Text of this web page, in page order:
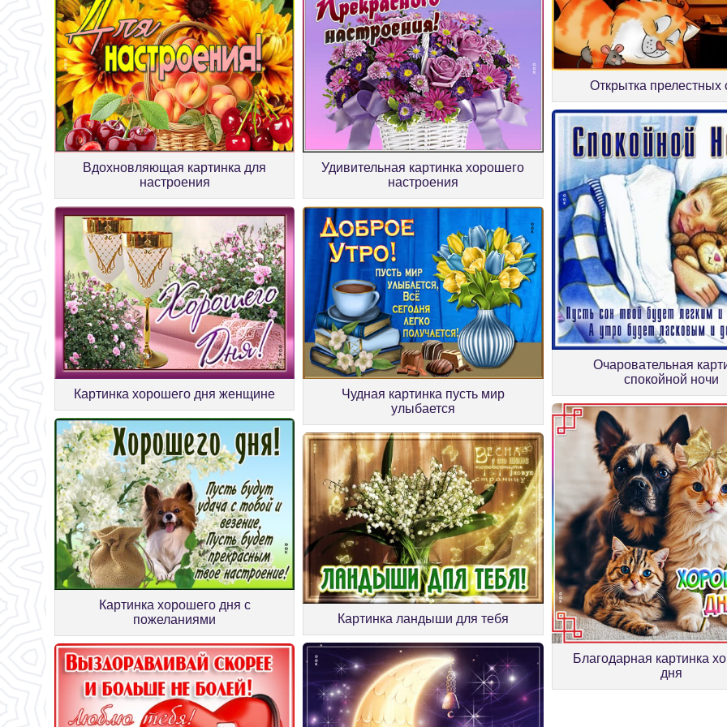
Вдохновляющая картинка для
настроения
Удивительная картинка хорошего
настроения
Открытка прелестных
Картинка хорошего дня женщине
Чудная картинка пусть мир
улыбается
Очаровательная
спокойной ночи
Картинка хорошего дня с
пожеланиями
Картинка ландыши для тебя
Благодарная картинка
дня